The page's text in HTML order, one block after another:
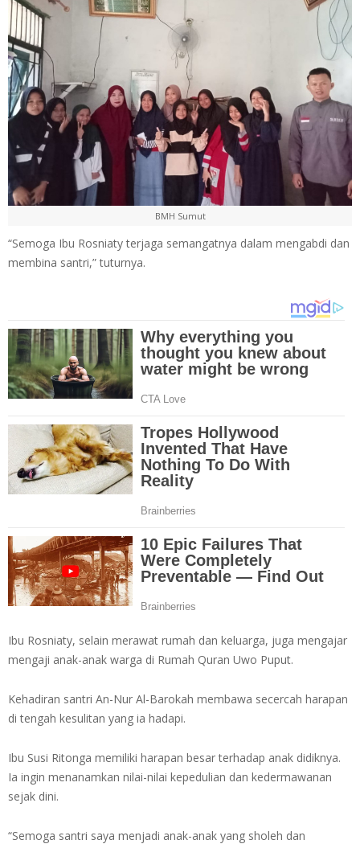
BMH Sumut
“Semoga Ibu Rosniaty terjaga semangatnya dalam mengabdi dan
membina santri,” tuturnya.
Ibu Rosniaty, selain merawat rumah dan keluarga, juga mengajar
mengaji anak-anak warga di Rumah Quran Uwo Puput.
Kehadiran santri An-Nur Al-Barokah membawa secercah harapan
di tengah kesulitan yang ia hadapi.
Ibu Susi Ritonga memiliki harapan besar terhadap anak didiknya.
Ia ingin menanamkan nilai-nilai kepedulian dan kedermawanan
sejak dini.
“Semoga santri saya menjadi anak-anak yang sholeh dan